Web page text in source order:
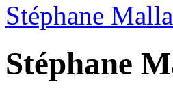
Stéphane
Stéphane